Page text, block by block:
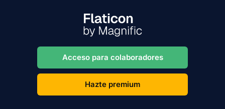
Acceso para colaboradores
Hazte premium